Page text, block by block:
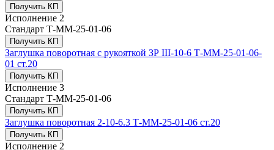
Получить КП
Исполнение 2
Стандарт Т-ММ-25-01-06
Получить КП
Заглушка поворотная с рукояткой ЗР III-10-6 Т-ММ-25-01-06-
01 ст.20
Получить КП
Исполнение 3
Стандарт Т-ММ-25-01-06
Получить КП
Заглушка поворотная 2-10-6.3 Т-ММ-25-01-06 ст.20
Получить КП
Исполнение 2